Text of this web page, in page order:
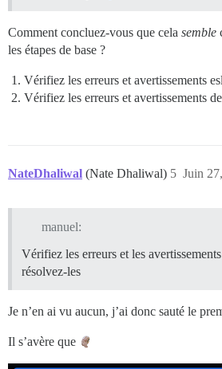
return (/^\\/c\\//
      && !isException
      && !subCat
      && !hideMobile
    );
if (settings.header_style
if (settings.header_style ==
headerStyle +=
    }
if
if
      }
    }
    return headerStyle;
  }
Comment concluez-vous que cela semble
les étapes de base ?
Vérifiez les erreurs et avertissements
Vérifiez les erreurs et avertissements
NateDhaliwal (Nate Dhaliwal) Juin
5
manuel:
Vérifiez les erreurs et les
résolvez-les
Je n’en ai vu aucun, j’ai donc sauté le
Il s’avère que